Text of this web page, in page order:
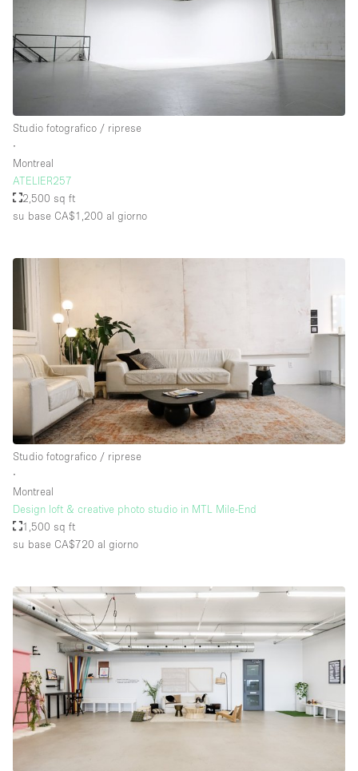
Studio fotografico / riprese
∙
Montreal
ATELIER257
2,500 sq ft
su base CA$1,200 al giorno
Studio fotografico / riprese
∙
Montreal
Design loft & creative photo studio in MTL Mile-End
1,500 sq ft
su base CA$720 al giorno